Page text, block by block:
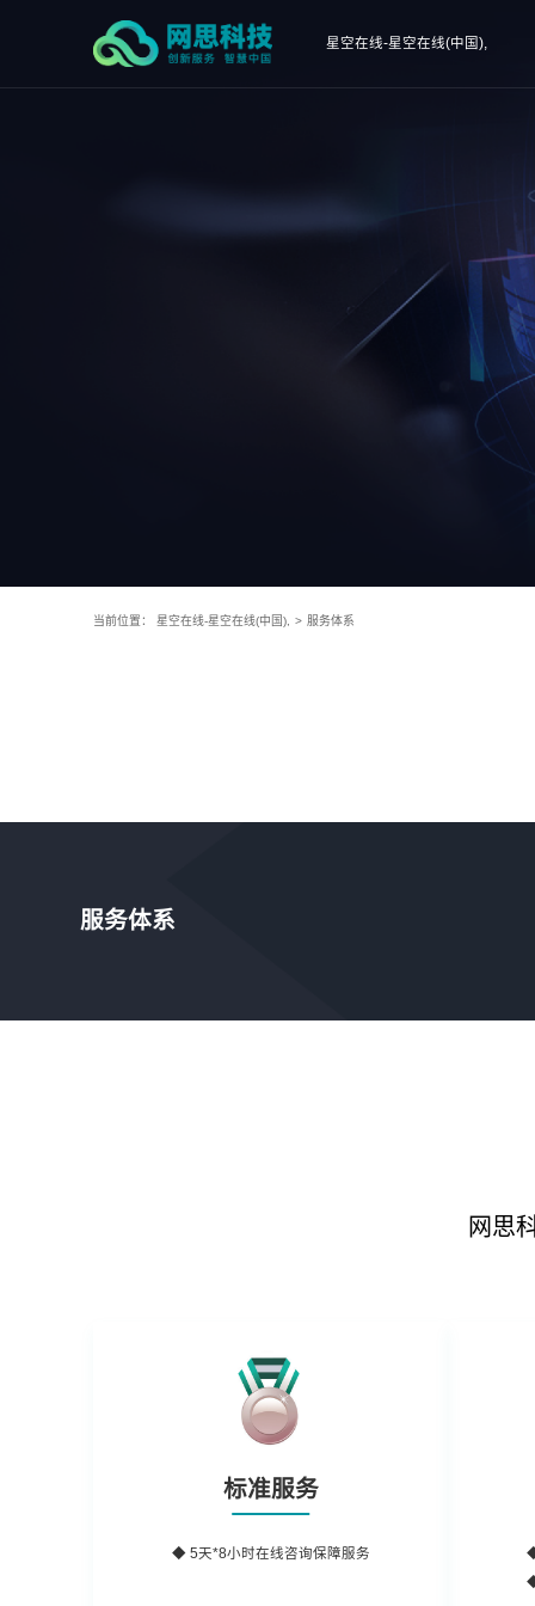
星空在线-星空在线(中国),
当前位置： 星空在线-星空在线(中国), > 服务体系
服务体系
网思
标准服务
◆ 5天*8小时在线咨询保障服务